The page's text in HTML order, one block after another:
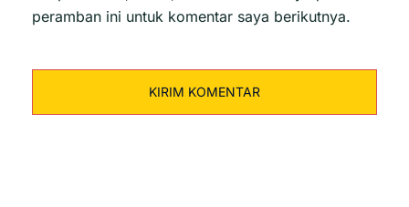
peramban ini untuk komentar saya berikutnya.